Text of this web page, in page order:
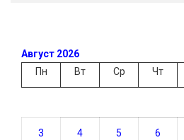
Август 2026
Пн
Вт Ср Чт
3 4 5 6